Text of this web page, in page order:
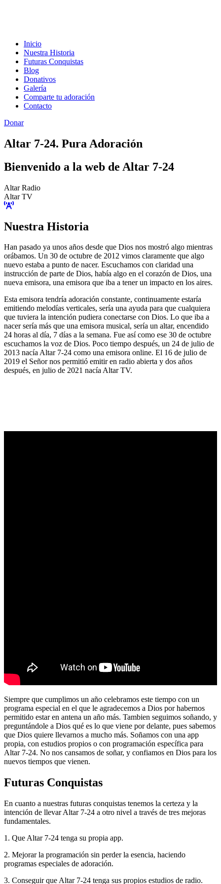
Inicio
Nuestra Historia
Futuras Conquistas
Blog
Donativos
Galería
Comparte tu adoración
Contacto
Donar
Altar 7-24. Pura Adoración
Bienvenido a la web de Altar 7-24
Altar Radio
Altar TV
Nuestra Historia
Han pasado ya unos años desde que Dios nos mostró algo mientras
orábamos. Un 30 de octubre de 2012 vimos claramente que algo
nuevo estaba a punto de nacer. Escuchamos con claridad una
instrucción de parte de Dios, había algo en el corazón de Dios, una
nueva emisora, una emisora que iba a tener un impacto en los aires.
Esta emisora tendría adoración constante, continuamente estaría
emitiendo melodías verticales, sería una ayuda para que cualquiera
que tuviera la intención pudiera conectarse con Dios. Lo que iba a
nacer sería más que una emisora musical, sería un altar, encendido
24 horas al día, 7 días a la semana. Fue así como ese 30 de octubre
escuchamos la voz de Dios. Poco tiempo después, un 24 de julio de
2013 nacía Altar 7-24 como una emisora online. El 16 de julio de
2019 el Señor nos permitió emitir en radio abierta y dos años
después, en julio de 2021 nacía Altar TV.
Siempre que cumplimos un año celebramos este tiempo con un
programa especial en el que le agradecemos a Dios por habernos
permitido estar en antena un año más. Tambien seguimos soñando, y
preguntándole a Dios qué es lo que viene por delante, pues sabemos
que Dios quiere llevarnos a mucho más. Soñamos con una app
propia, con estudios propios o con programación específica para
Altar 7-24. No nos cansamos de soñar, y confiamos en Dios para los
nuevos tiempos que vienen.
Futuras Conquistas
En cuanto a nuestras futuras conquistas tenemos la certeza y la
intención de llevar Altar 7-24 a otro nivel a través de tres mejoras
fundamentales.
1. Que Altar 7-24 tenga su propia app.
2. Mejorar la programación sin perder la esencia, haciendo
programas especiales de adoración.
3. Conseguir que Altar 7-24 tenga sus propios estudios de radio.